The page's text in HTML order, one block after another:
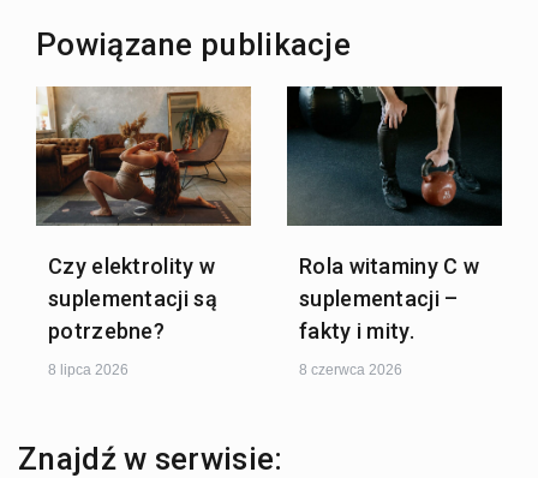
Powiązane publikacje
Czy elektrolity w
suplementacji są
potrzebne?
8 lipca 2026
Rola witaminy C w
suplementacji –
fakty i mity.
8 czerwca 2026
Znajdź w serwisie: